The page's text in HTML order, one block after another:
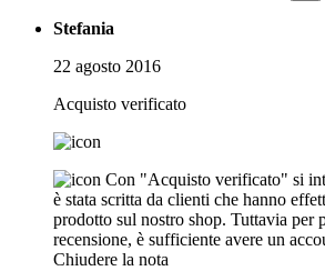
Stefania
22 agosto 2016
Acquisto verificato
Con "Acquisto verificato" si
è stata scritta da clienti che hanno
prodotto sul nostro shop. Tuttavia per
recensione, è sufficiente avere un
Chiudere la nota